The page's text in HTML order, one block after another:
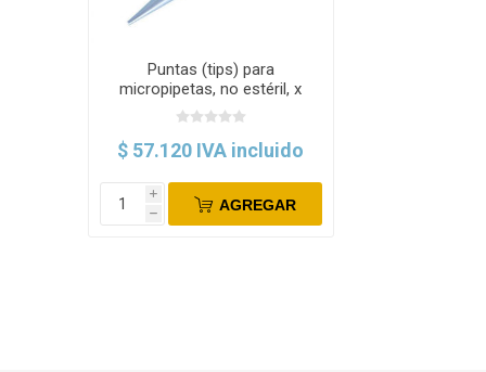
Puntas (tips) para
micropipetas, no estéril, x
paquete. Citoplus
$ 57.120 IVA incluido
i
h AGREGAR